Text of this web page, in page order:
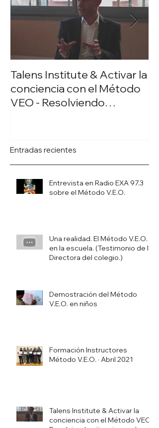
Talens Institute & Activar la
conciencia con el Método
VEO - Resolviendo
Entradas recientes
Entrevista en Radio EXA 97.3
sobre el Método V.E.O.
Una realidad. El Método V.E.O.
en la escuela. (Testimonio de la
Directora del colegio.)
Demostración del Método
V.E.O. en niños
Formación Instructores
Método V.E.O. · Abril 2021
Talens Institute & Activar la
conciencia con el Método VEO -